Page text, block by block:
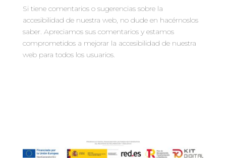
Si tiene comentarios o sugerencias sobre la
accesibilidad de nuestra web, no dude en hacérnoslos
saber. Apreciamos sus comentarios y estamos
comprometidos a mejorar la accesibilidad de nuestra
web para todos los usuarios.